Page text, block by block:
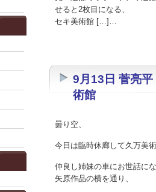
せると2枚目になる、
セキ美術館 […]…
9月13日 菅亮
術館
曇り空、
今日は臨時休廊して久万美
仲良し姉妹の車にお世話に
矢原作品の横を通り、